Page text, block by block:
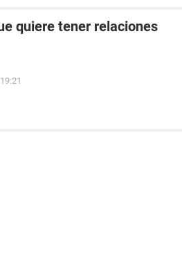
quiere tener relaciones